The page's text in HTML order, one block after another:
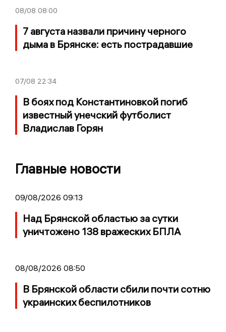
08/08 08:00
7 августа назвали причину черного
дыма в Брянске: есть пострадавшие
07/08 22:34
В боях под Константиновкой погиб
известный унечский футболист
Владислав Горян
Главные новости
09/08/2026 09:13
Над Брянской областью за сутки
уничтожено 138 вражеских БПЛА
08/08/2026 08:50
В Брянской области сбили почти сотню
украинских беспилотников